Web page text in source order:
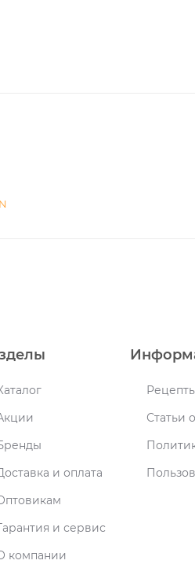
и оплата
и сервис
компании
Статьи